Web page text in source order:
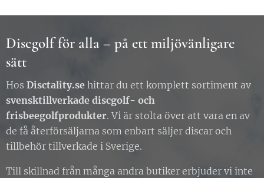
Discgolf för alla – på ett miljövänligare
sätt
Hos Disctality.se hittar du ett komplett sortiment av
svensktillverkade discgolf- och
frisbeegolfprodukter. Vi är stolta över att vara en av
de få återförsäljarna som enbart säljer discar och
tillbehör tillverkade i Sverige.
Till skillnad från många andra butiker erbjuder vi inte